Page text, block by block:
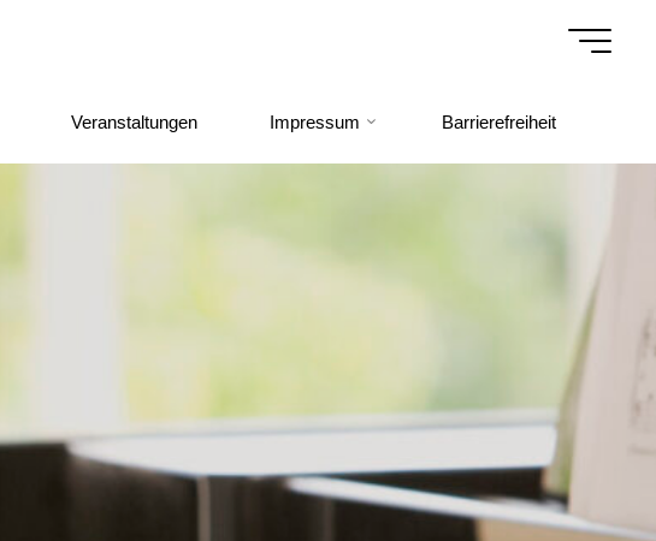
Veranstaltungen Impressum Barrierefreiheit